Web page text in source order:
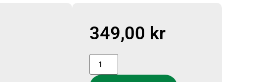
349,00 kr